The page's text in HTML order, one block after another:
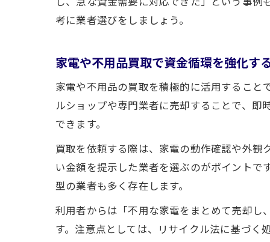
考に業者選びをしましょう。
家電や不用品買取で資金循環を強化す
家電や不用品の買取を積極的に活用するこ
ルショップや専門業者に売却することで、
できます。
買取を依頼する際は、家電の動作確認や外
い金額を提示した業者を選ぶのがポイント
型の業者も多く存在します。
利用者からは「不用な家電をまとめて売却
す。注意点としては、リサイクル法に基づ